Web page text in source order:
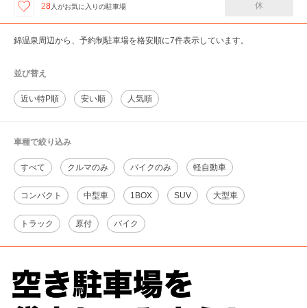
28 人がお気に入りの駐車場 休
錦温泉周辺から、予約制駐車場を格安順に7件表示しています。
並び替え
近い特P順 安い順 人気順
車種で絞り込み
すべて クルマのみ バイクのみ 軽自動車
コンパクト 中型車 1BOX SUV 大型車
トラック 原付 バイク